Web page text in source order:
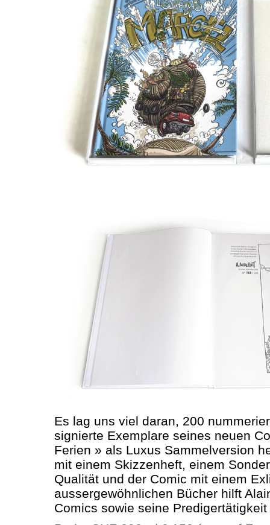
Es lag uns viel daran, 200
signierte Exemplare seines neuen
Ferien » als Luxus Sammelversion
mit einem Skizzenheft, einem
Qualität und der Comic mit einem
aussergewöhnlichen Bücher hilft
Comics sowie seine